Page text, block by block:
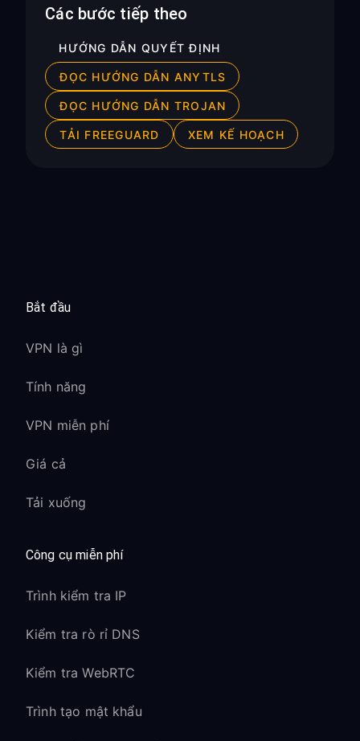
Các bước tiếp theo
HƯỚNG DẪN QUYẾT ĐỊNH
ĐỌC HƯỚNG DẪN ANYTLS
ĐỌC HƯỚNG DẪN TROJAN
TẢI FREEGUARD XEM KẾ HOẠCH
Bắt đầu
VPN là gì
Tính năng
VPN miễn phí
Giá cả
Tải xuống
Công cụ miễn phí
Trình kiểm tra IP
Kiểm tra rò rỉ DNS
Kiểm tra WebRTC
Trình tạo mật khẩu